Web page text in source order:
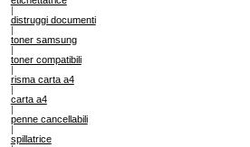
|
distruggi documenti
|
toner samsung
|
toner compatibili
|
risma carta a4
|
carta a4
|
penne cancellabili
|
spillatrice